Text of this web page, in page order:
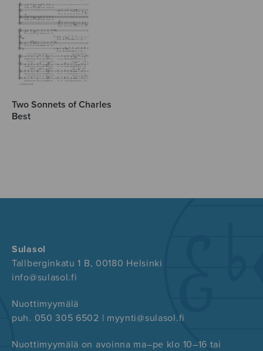
Two Sonnets of Charles
Best
Sulasol
Tallberginkatu 1 B, 00180 Helsinki
info@sulasol.fi
Nuottimyymälä
puh. 050 305 6502 | myynti@sulasol.fi
Nuottimyymälä on avoinna ma–pe klo 10–16 tai